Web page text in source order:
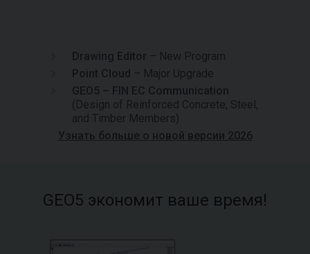
Drawing Editor – New Program
Point Cloud – Major Upgrade
GEO5 – FIN EC Communication
(Design of Reinforced Concrete, Steel,
and Timber Members)
Узнать больше о новой версии 2026
GEO5 экономит ваше время!